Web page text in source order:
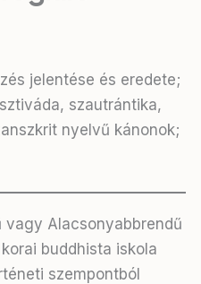
jelentése és eredete;
szautrántika,
nyelvű kánonok;
Alacsonyabbrendű
buddhista iskola
szempontból